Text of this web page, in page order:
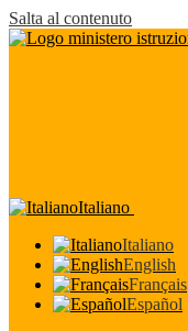
Salta al contenuto
Italiano
Italiano
English
Français
Español